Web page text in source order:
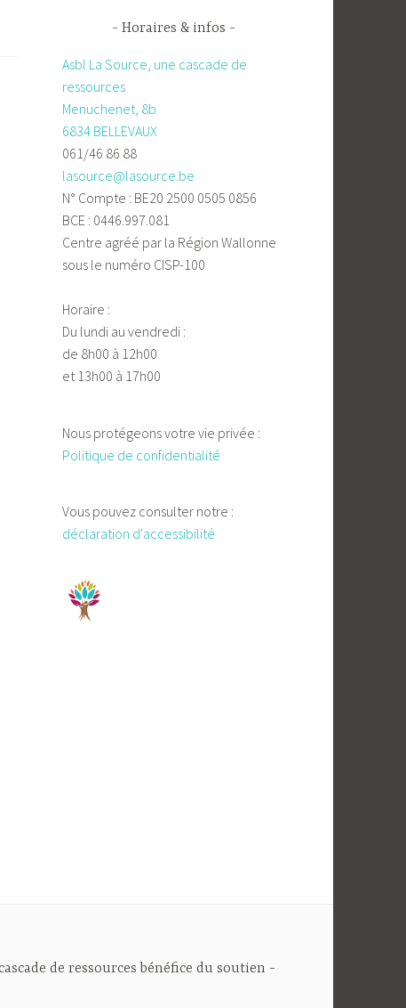
Horaires & infos
Asbl La Source, une cascade de
ressources
Menuchenet, 8b
6834 BELLEVAUX
061/46 86 88
lasource@lasource.be
N° Compte : BE20 2500 0505 0856
BCE : 0446.997.081
Centre agréé par la Région Wallonne
sous le numéro CISP-100
Horaire :
Du lundi au vendredi :
de 8h00 à 12h00
et 13h00 à 17h00
Nous protégeons votre vie privée :
Politique de confidentialité
Vous pouvez consulter notre :
déclaration d'accessibilité
de ressources bénéfice du soutien